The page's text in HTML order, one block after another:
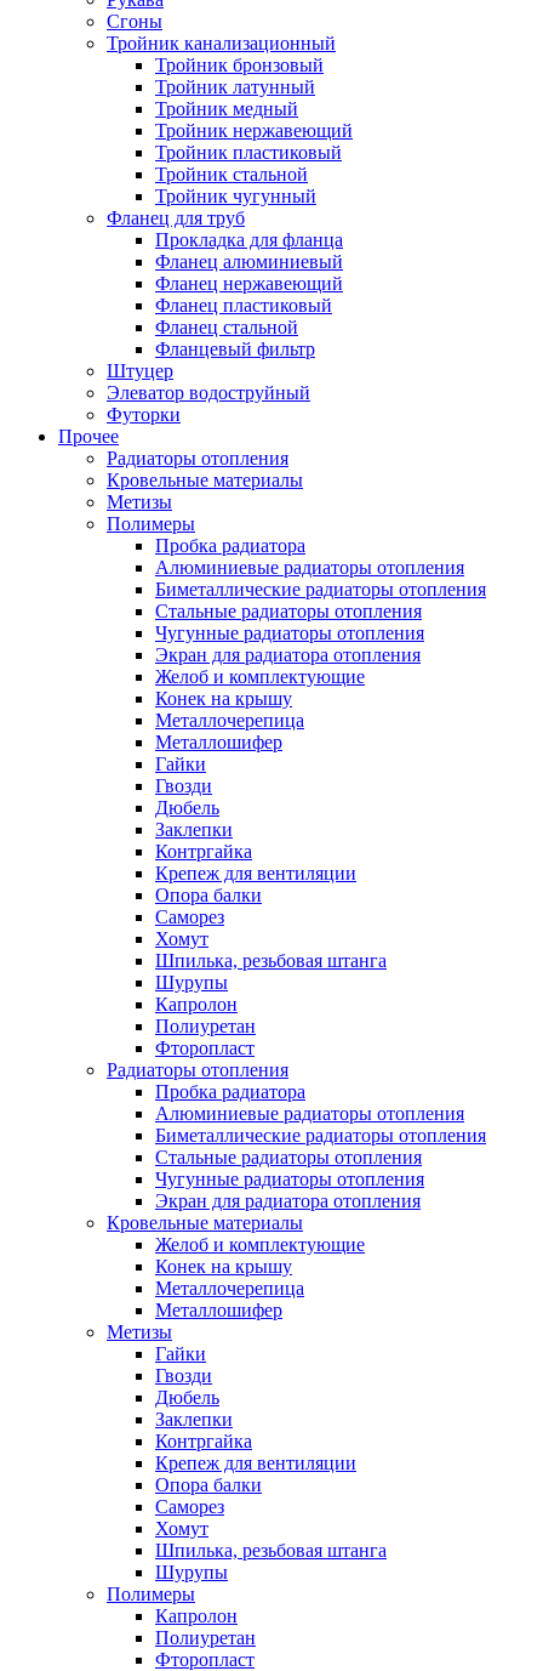
Сгоны
Тройник канализационный
Тройник бронзовый
Тройник латунный
Тройник медный
Тройник нержавеющий
Тройник пластиковый
Тройник стальной
Тройник чугунный
Фланец для труб
Прокладка для фланца
Фланец алюминиевый
Фланец нержавеющий
Фланец пластиковый
Фланец стальной
Фланцевый фильтр
Штуцер
Элеватор водоструйный
Футорки
Прочее
Радиаторы отопления
Кровельные материалы
Метизы
Полимеры
Пробка радиатора
Алюминиевые радиаторы отопления
Биметаллические радиаторы отопления
Стальные радиаторы отопления
Чугунные радиаторы отопления
Экран для радиатора отопления
Желоб и комплектующие
Конек на крышу
Металлочерепица
Металлошифер
Гайки
Гвозди
Дюбель
Заклепки
Контргайка
Крепеж для вентиляции
Опора балки
Саморез
Хомут
Шпилька, резьбовая штанга
Шурупы
Капролон
Полиуретан
Фторопласт
Радиаторы отопления
Пробка радиатора
Алюминиевые радиаторы отопления
Биметаллические радиаторы отопления
Стальные радиаторы отопления
Чугунные радиаторы отопления
Экран для радиатора отопления
Кровельные материалы
Желоб и комплектующие
Конек на крышу
Металлочерепица
Металлошифер
Метизы
Гайки
Гвозди
Дюбель
Заклепки
Контргайка
Крепеж для вентиляции
Опора балки
Саморез
Хомут
Шпилька, резьбовая штанга
Шурупы
Полимеры
Капролон
Полиуретан
Фторопласт